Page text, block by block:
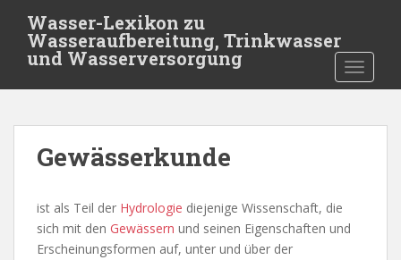
t
Wasser-Lexikon zu
Wasseraufbereitung, Trinkwasser
und Wasserversorgung
Gewässerkunde
ist als Teil der Hydrologie diejenige Wissenschaft, die
sich mit den Gewässern und seinen Eigenschaften und
Erscheinungsformen auf, unter und über der